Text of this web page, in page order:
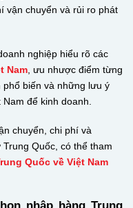
vận chuyển và rủi ro phát
nghiệp hiểu rõ các
Nam, ưu nhược điểm từng
biến và những lưu ý
để kinh doanh.
chuyển, chi phí và
Quốc, có thể tham
Quốc về Việt Nam
nhập hàng Trung